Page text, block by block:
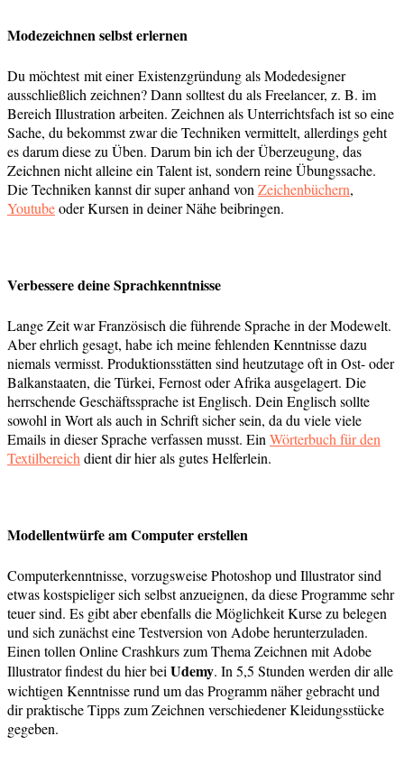
Modezeichnen selbst erlernen
Du möchtest mit einer Existenzgründung als Modedesigner
ausschließlich zeichnen? Dann solltest du als Freelancer, z. B. im
Bereich Illustration arbeiten. Zeichnen als Unterrichtsfach ist so eine
Sache, du bekommst zwar die Techniken vermittelt, allerdings geht
es darum diese zu Üben. Darum bin ich der Überzeugung, das
Zeichnen nicht alleine ein Talent ist, sondern reine Übungssache.
Die Techniken kannst dir super anhand von Zeichenbüchern,
Youtubeoder Kursen in deiner Nähe beibringen.
Verbessere deine Sprachkenntnisse
Lange Zeit war Französisch die führende Sprache in der Modewelt.
Aber ehrlich gesagt, habe ich meine fehlenden Kenntnisse dazu
niemals vermisst. Produktionsstätten sind heutzutage oft in Ost- oder
Balkanstaaten, die Türkei, Fernost oder Afrika ausgelagert. Die
herrschende Geschäftssprache ist Englisch. Dein Englisch sollte
sowohl in Wort als auch in Schrift sicher sein, da du viele viele
Emails in dieser Sprache verfassen musst. Ein Wörterbuch für den
Textilbereich dient dir hier als gutes Helferlein.
Modellentwürfe am Computer erstellen
Computerkenntnisse, vorzugsweise Photoshop und Illustrator sind
etwas kostspieliger sich selbst anzueignen, da diese Programme sehr
teuer sind. Es gibt aber ebenfalls die Möglichkeit Kurse zu belegen
und sich zunächst eine Testversion von Adobe herunterzuladen.
Einen tollen Online Crashkurs zum Thema Zeichnen mit Adobe
Illustrator findest du hierbei Udemy. In 5,5 Stunden werden dir alle
wichtigen Kenntnisse rund um das Programm näher gebracht und
dir praktische Tipps zum Zeichnen verschiedener Kleidungsstücke
gegeben.